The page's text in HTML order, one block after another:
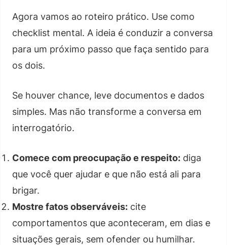
Agora vamos ao roteiro prático. Use como
checklist mental. A ideia é conduzir a conversa
para um próximo passo que faça sentido para
os dois.
Se houver chance, leve documentos e dados
simples. Mas não transforme a conversa em
interrogatório.
Comece com preocupação e respeito: diga
que você quer ajudar e que não está ali para
brigar.
Mostre fatos observáveis: cite
comportamentos que aconteceram, em dias e
situações gerais, sem ofender ou humilhar.